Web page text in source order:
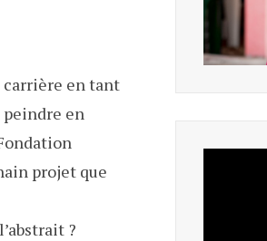
carrière en tant
peindre en
projet que
?